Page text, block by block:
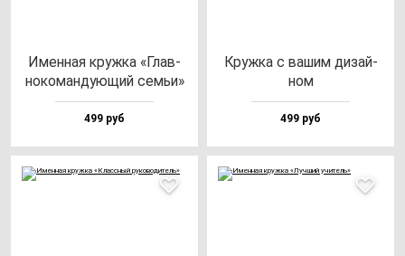
Имен­ная круж­ка «Глав­
но­ко­ман­ду­ющий семьи»
499 руб
Круж­ка с ва­шим ди­зай­
ном
499 руб